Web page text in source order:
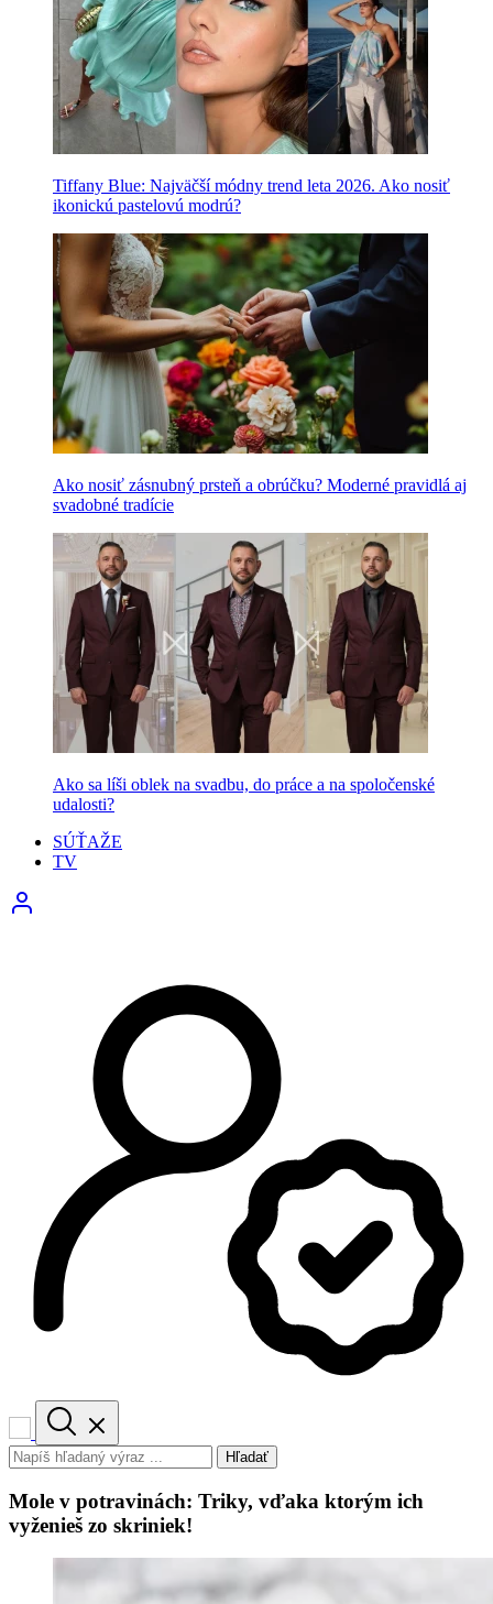
Tiffany Blue: Najväčší módny trend leta 2026. Ako nosiť
ikonickú pastelovú modrú?
Ako nosiť zásnubný prsteň a obrúčku? Moderné pravidlá aj
svadobné tradície
Ako sa líši oblek na svadbu, do práce a na spoločenské
udalosti?
SÚŤAŽE
TV
Hľadať
Mole v potravinách: Triky, vďaka ktorým ich
vyženieš zo skriniek!